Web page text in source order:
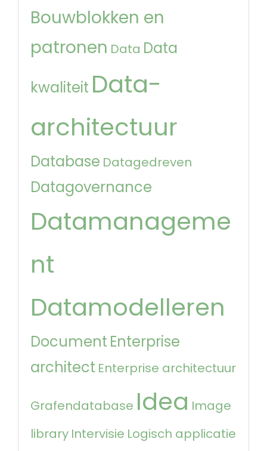
Bouwblokken en
patronen Data Data
kwaliteit Data-
architectuur
Database Datagedreven
Datagovernance
Datamanageme
nt
Datamodelleren
Document Enterprise
architect Enterprise architectuur
Grafendatabase Idea Image
library Intervisie Logisch applicatie